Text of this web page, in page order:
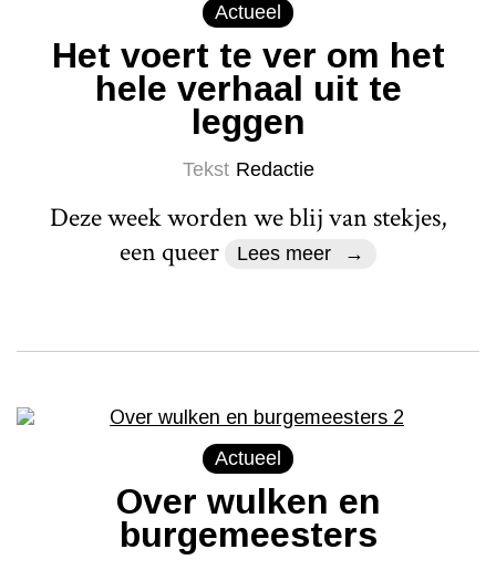
Actueel
Het voert te ver om het
hele verhaal uit te
leggen
Tekst Redactie
Deze week worden we blij van stekjes,
een queer
Lees meer
Actueel
Over wulken en
burgemeesters